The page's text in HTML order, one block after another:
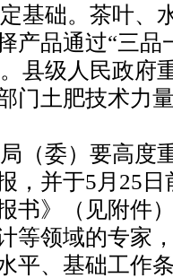
基础。 茶叶、
产品通过“三
县级人民政府
门土肥技术力
（委）要高度
，并于5月25
书》（见附件
等领域的专家
平、基础工作